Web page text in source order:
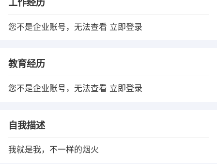
工作经历
您不是企业账号，无法查看 立即登录
教育经历
您不是企业账号，无法查看 立即登录
自我描述
我就是我，不一样的烟火